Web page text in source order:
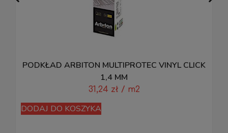
PODKŁAD ARBITON MULTIPROTEC VINYL CLICK
1,4 MM
31,24 zł / m2
DODAJ DO KOSZYKA